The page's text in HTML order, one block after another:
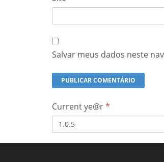
Salvar meus dados neste
Current ye@r*